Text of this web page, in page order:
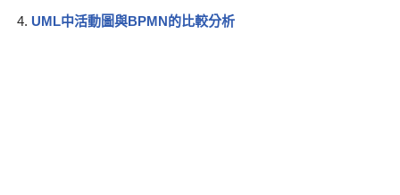
UML中活動圖與BPMN的比較分析